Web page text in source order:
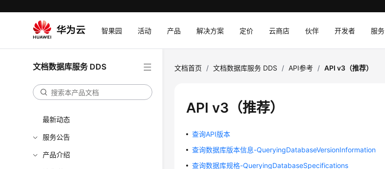
智果园 活动 产品 解决方案 定价 云商店 伙伴 开发者 服务
文档数据库服务 DDS
最新动态
服务公告
产品介绍
文档首页 / 文档数据库服务 DDS / API参考 / API v3（推荐）
API v3（推荐）
查询API版本
查询数据库版本信息-QueryingDatabaseVersionInformation
查询数据库规格-QueryingDatabaseSpecifications